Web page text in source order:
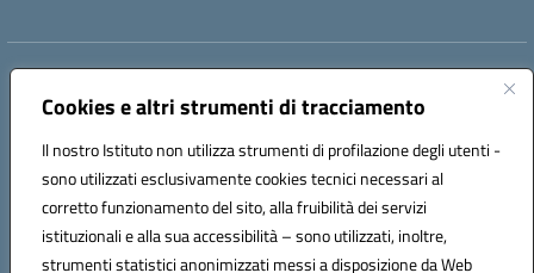
Cookies e altri strumenti di tracciamento
Il nostro Istituto non utilizza strumenti di profilazione degli utenti -
sono utilizzati esclusivamente cookies tecnici necessari al
corretto funzionamento del sito, alla fruibilità dei servizi
istituzionali e alla sua accessibilità – sono utilizzati, inoltre,
strumenti statistici anonimizzati messi a disposizione da Web
Indirizzo:
Centralino:0921562586 Email:PAIC820003@istruzione.it
Codice fiscale: 96021870827
Codice meccanografico:
PAIC820003
ERASMUS PLUS